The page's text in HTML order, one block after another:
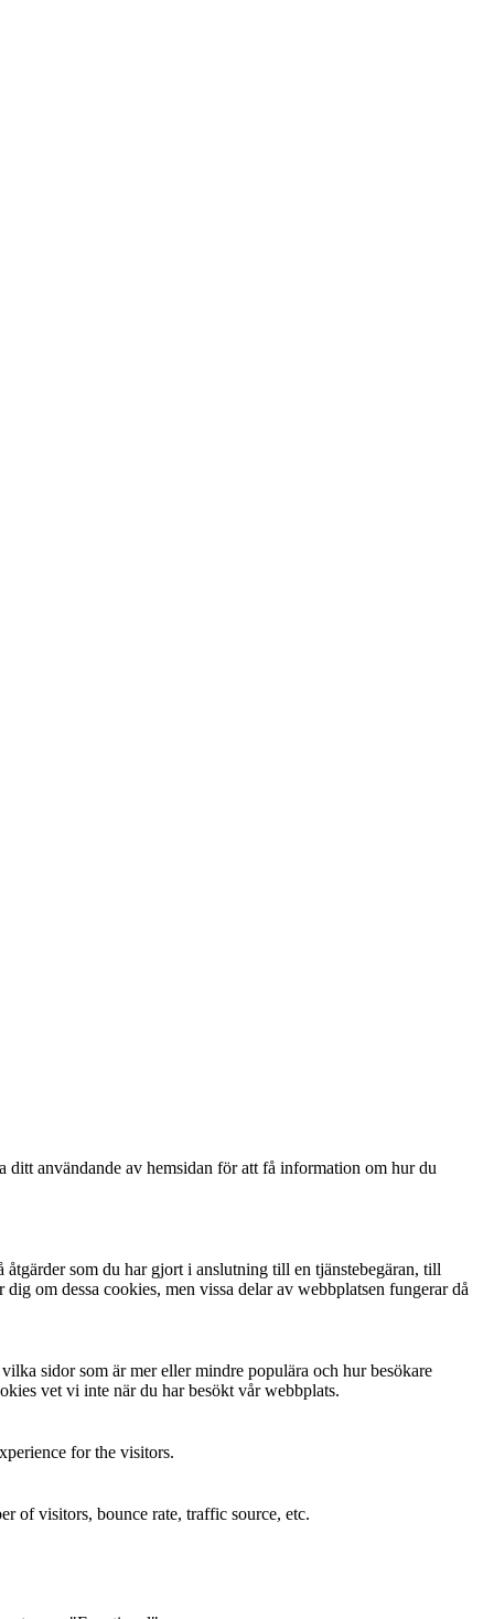
användande av hemsidan för att få information om hur du
som du har gjort i anslutning till en tjänstebegäran, till
om dessa cookies, men vissa delar av webbplatsen fungerar då
sidor som är mer eller mindre populära och hur besökare
vet vi inte när du har besökt vår webbplats.
for the visitors.
of visitors, bounce rate, traffic source, etc.